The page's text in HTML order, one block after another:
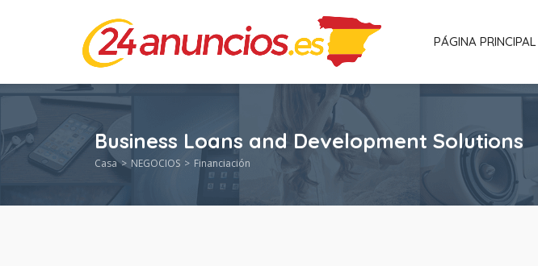
PÁGINA PRINCIPAL
Business Loans and Development Solutions
Casa NEGOCIOS Financiación